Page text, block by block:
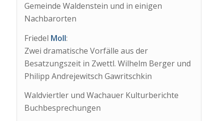
Gemeinde Waldenstein und in einigen
Nachbarorten
Friedel Moll:
Zwei dramatische Vorfälle aus der
Besatzungszeit in Zwettl. Wilhelm Berger und
Philipp Andrejewitsch Gawritschkin
Waldviertler und Wachauer Kulturberichte
Buchbesprechungen